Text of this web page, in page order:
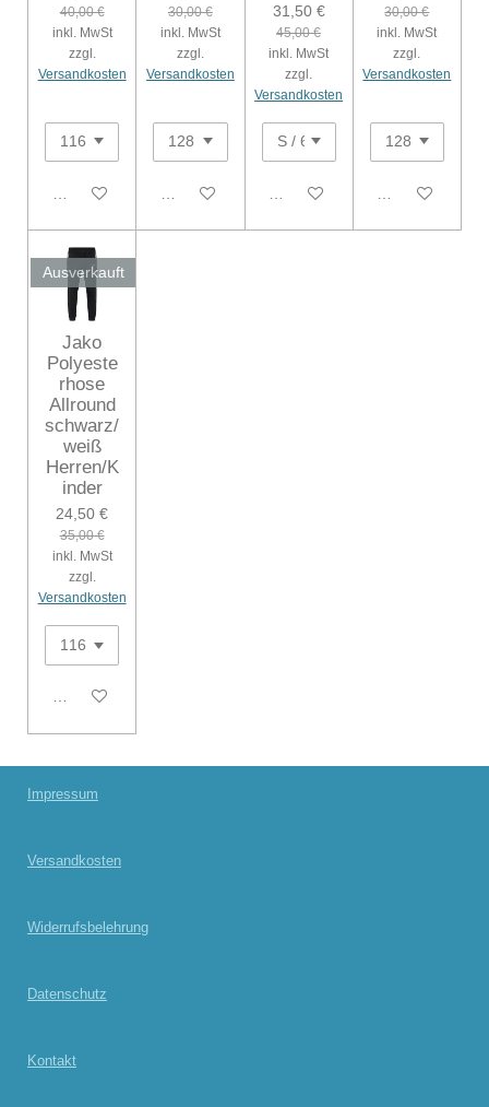
40,00 €
inkl. MwSt
zzgl.
Versandkosten
Bei Verfügbarkeit benachrichtigen
30,00 €
inkl. MwSt
zzgl.
Versandkosten
Bei Verfügbarkeit benachrichtigen
31,50 €
45,00 €
inkl. MwSt
zzgl.
Versandkosten
In den Warenkorb
30,00 €
inkl. MwSt
zzgl.
Versandkosten
Bei
Ausverkauft
Jako
Polyeste
rhose
Allround
schwarz/
weiß
Herren/K
inder
24,50 €
35,00 €
inkl. MwSt
zzgl.
Versandkosten
Bei Verfügbarkeit benachrichtigen
Impressum
Versandkosten
Widerrufsbelehrung
Datenschutz
Kontakt